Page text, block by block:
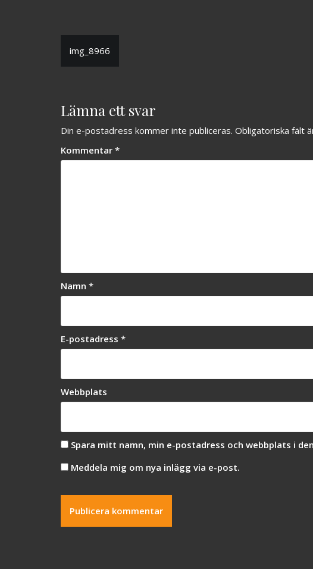
Inläggsnavigering
img_8966
Lämna ett svar
Din e-postadress kommer inte publiceras. Obligatoriska fält
Kommentar *
Namn *
E-postadress *
Webbplats
Spara mitt namn, min e-postadress och webbplats i
Meddela mig om nya inlägg via e-post.